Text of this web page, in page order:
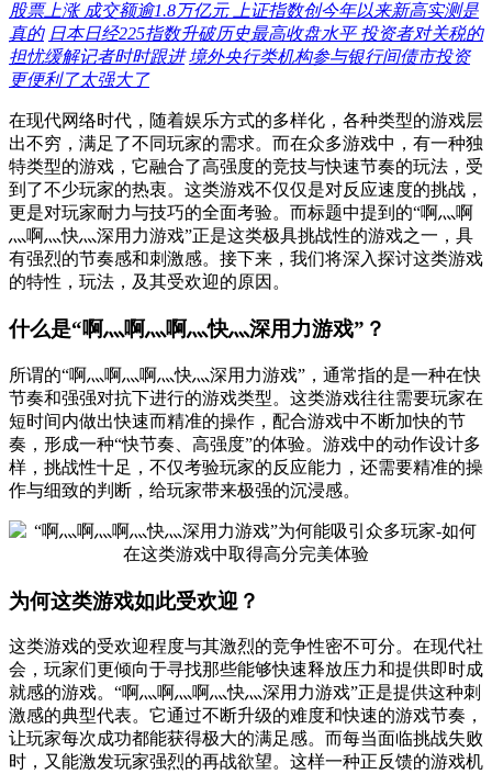
股票上涨 成交额逾1.8万亿元 上证指数创今年以来新高实测是
真的 日本日经225指数升破历史最高收盘水平 投资者对关税的
担忧缓解记者时时跟进 境外央行类机构参与银行间债市投资
更便利了太强大了
在现代网络时代，随着娱乐方式的多样化，各种类型的游戏层
出不穷，满足了不同玩家的需求。而在众多游戏中，有一种独
特类型的游戏，它融合了高强度的竞技与快速节奏的玩法，受
到了不少玩家的热衷。这类游戏不仅仅是对反应速度的挑战，
更是对玩家耐力与技巧的全面考验。而标题中提到的“啊灬啊
灬啊灬快灬深用力游戏”正是这类极具挑战性的游戏之一，具
有强烈的节奏感和刺激感。接下来，我们将深入探讨这类游戏
的特性，玩法，及其受欢迎的原因。
什么是“啊灬啊灬啊灬快灬深用力游戏”？
所谓的“啊灬啊灬啊灬快灬深用力游戏”，通常指的是一种在快
节奏和强强对抗下进行的游戏类型。这类游戏往往需要玩家在
短时间内做出快速而精准的操作，配合游戏中不断加快的节
奏，形成一种“快节奏、高强度”的体验。游戏中的动作设计多
样，挑战性十足，不仅考验玩家的反应能力，还需要精准的操
作与细致的判断，给玩家带来极强的沉浸感。
为何这类游戏如此受欢迎？
这类游戏的受欢迎程度与其激烈的竞争性密不可分。在现代社
会，玩家们更倾向于寻找那些能够快速释放压力和提供即时成
就感的游戏。“啊灬啊灬啊灬快灬深用力游戏”正是提供这种刺
激感的典型代表。它通过不断升级的难度和快速的游戏节奏，
让玩家每次成功都能获得极大的满足感。而每当面临挑战失败
时，又能激发玩家强烈的再战欲望。这样一种正反馈的游戏机